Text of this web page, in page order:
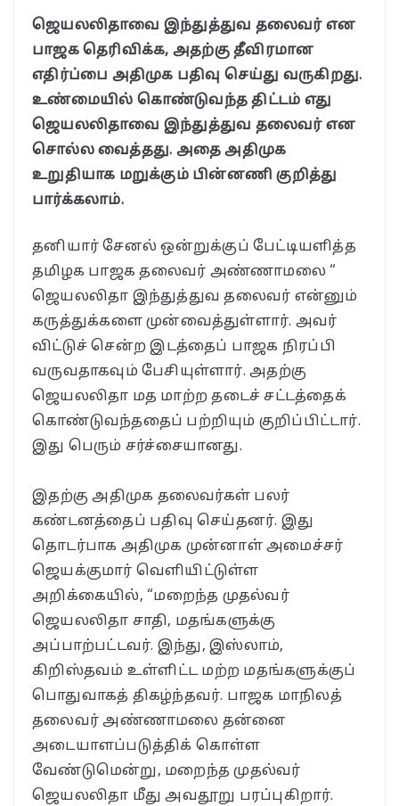
ஜெயலலிதாவை இந்துத்துவ தலைவர் என
பாஜக தெரிவிக்க, அதற்கு தீவிரமான
எதிர்ப்பை அதிமுக பதிவு செய்து வருகிறது.
உண்மையில் கொண்டுவந்த திட்டம் எது
ஜெயலலிதாவை இந்துத்துவ தலைவர் என
சொல்ல வைத்தது. அதை அதிமுக
உறுதியாக மறுக்கும் பின்னணி குறித்து
பார்க்கலாம்.
தனியார் சேனல் ஒன்றுக்குப் பேட்டியளித்த
தமிழக பாஜக தலைவர் அண்ணாமலை “
ஜெயலலிதா இந்துத்துவ தலைவர் என்னும்
கருத்துக்களை முன்வைத்துள்ளார். அவர்
விட்டுச் சென்ற இடத்தைப் பாஜக நிரப்பி
வருவதாகவும் பேசியுள்ளார். அதற்கு
ஜெயலலிதா மத மாற்ற தடைச் சட்டத்தைக்
கொண்டுவந்ததைப் பற்றியும் குறிப்பிட்டார்.
இது பெரும் சர்ச்சையானது.
இதற்கு அதிமுக தலைவர்கள் பலர்
கண்டனத்தைப் பதிவு செய்தனர். இது
தொடர்பாக அதிமுக முன்னாள் அமைச்சர்
ஜெயக்குமார் வெளியிட்டுள்ள
அறிக்கையில், “மறைந்த முதல்வர்
ஜெயலலிதா சாதி, மதங்களுக்கு
அப்பாற்பட்டவர். இந்து, இஸ்லாம்,
கிறிஸ்தவம் உள்ளிட்ட மற்ற மதங்களுக்குப்
பொதுவாகத் திகழ்ந்தவர். பாஜக மாநிலத்
தலைவர் அண்ணாமலை தன்னை
அடையாளப்படுத்திக் கொள்ள
வேண்டுமென்று, மறைந்த முதல்வர்
ஜெயலலிதா மீது அவதூறு பரப்புகிறார்.